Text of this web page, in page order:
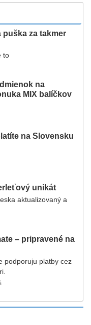
puška za takmer
to
na
MIX balíčkov
na Slovensku
unikát
aktualizovaný a
– pripravené na
podporuju platby cez